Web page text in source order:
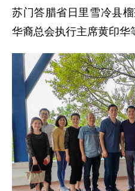
苏门答腊省日里雪冷县
华裔总会执行主席黄印华